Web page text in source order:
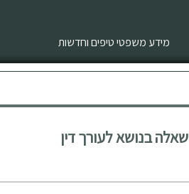
מידע משפטי טיפים וחדשות
בנושא לעורך דין